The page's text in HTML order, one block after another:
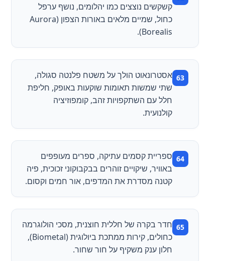
קשקשים נוצצים כמו יהלומים, נושף ערפל
כחול, שמיים מלאים באורות הצפון (Aurora
Borealis).
אסטרונאוט הולך על משטח פלנטה סגולה,
שתי שמשות תאומות שוקעות באופק, חליפת
חלל עם השתקפויות זהב, קומפוזיציה
קולנועית.
ספריית קסמים עתיקה, ספרים מעופפים
באוויר, שיקויים זוהרים בבקבוקוני זכוכית, פיה
קטנה מסדרת את המדפים, אור חמים וקסום.
חדר בקרה של חללית חוצנית, מסכי הולוגרמה
כחולים, קירות ממתכת ביולוגית (Biometal),
חלון ענק משקיף על חור שחור.